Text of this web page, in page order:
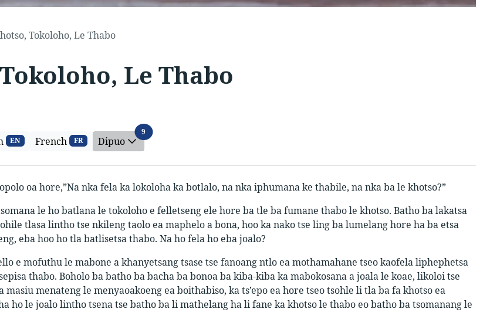
Tokoloho, Le Thabo
Le Thabo
EN French FR Dipuo
9Dipuo
oa hore,”Na nka fela ka lokoloha ka botlalo, na nka iphumana ke thabile, na nka ba le khotso?”
le ho batlana le tokoloho e felletseng ele hore ba tle ba fumane thabo le khotso. Batho ba lakatsa
tlasa lintho tse nkileng taolo ea maphelo a bona, hoo ka nako tse ling ba lumelang hore ha ba etsa
eba hoo ho tla batlisetsa thabo. Na ho fela ho eba joalo?
e mofuthu le mabone a khanyetsang tsase tse fanoang ntlo ea mothamahane tseo kaofela liphephetsa
thabo. Boholo ba batho ba bacha ba bonoa ba kiba-kiba ka mabokosana a joala le koae, likoloi tse
masiu menateng le menyaoakoeng ea boithabiso, ka ts’epo ea hore tseo tsohle li tla ba fa khotso ea
ho le joalo lintho tsena tse batho ba li mathelang ha li fane ka khotso le thabo eo batho ba tsomanang le